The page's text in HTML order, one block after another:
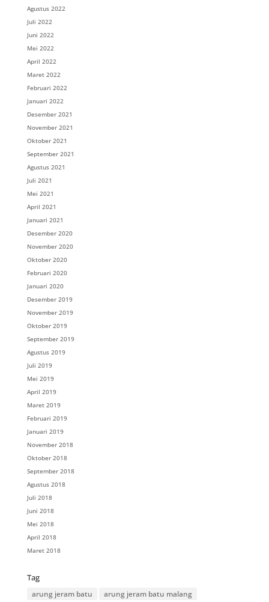
Agustus 2022
Juli 2022
Juni 2022
Mei 2022
April 2022
Maret 2022
Februari 2022
Januari 2022
Desember 2021
November 2021
Oktober 2021
September 2021
Agustus 2021
Juli 2021
Mei 2021
April 2021
Januari 2021
Desember 2020
November 2020
Oktober 2020
Februari 2020
Januari 2020
Desember 2019
November 2019
Oktober 2019
September 2019
Agustus 2019
Juli 2019
Mei 2019
April 2019
Maret 2019
Februari 2019
Januari 2019
November 2018
Oktober 2018
September 2018
Agustus 2018
Juli 2018
Juni 2018
Mei 2018
April 2018
Maret 2018
Tag
arung jeram batu
arung jeram batu malang